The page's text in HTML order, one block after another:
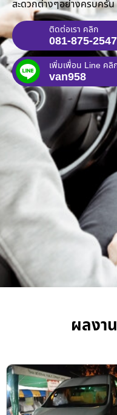
สะดวกต่างๆอย่างครบครัน
ติดต่อเรา คลิก
081-875-2547
เพิ่มเพื่อน Line คลิ
van958
ผลงา